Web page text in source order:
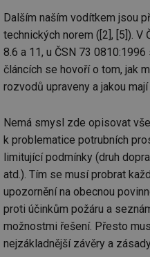
Dalším naším vodítkem jsou
technických norem ([2], [5]).
8.6 a 11, u ČSN 73
článcích se hovoří o tom, jak
rozvodů upraveny a jakou
Nemá smysl zde opisovat
k problematice potrubních
limitující podmínky (druh
atd.). Tím se musí probrat
upozornění na obecnou
proti účinkům požáru a
možnostmi řešení. Přesto
nejzákladnější závěry a